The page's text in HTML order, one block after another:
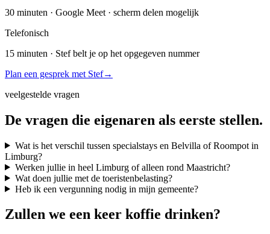
30 minuten · Google Meet · scherm delen mogelijk
Telefonisch
15 minuten · Stef belt je op het opgegeven nummer
Plan een gesprek met Stef→
veelgestelde vragen
De vragen die eigenaren als eerste stellen.
Wat is het verschil tussen specialstays en Belvilla of Roompot in
Limburg?
Werken jullie in heel Limburg of alleen rond Maastricht?
Wat doen jullie met de toeristenbelasting?
Heb ik een vergunning nodig in mijn gemeente?
Zullen we een keer koffie drinken?